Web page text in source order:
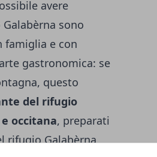
avere
sono
famiglia e con
gastronomica: se
questo
del rifugio
occitana, preparati
rifugio Galabèrna